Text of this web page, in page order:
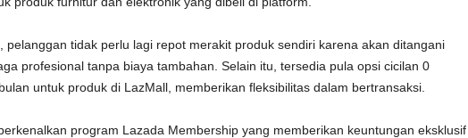
pelanggan tidak perlu lagi repot merakit produk sendiri karena akan ditangani
profesional tanpa biaya tambahan. Selain itu, tersedia pula opsi cicilan 0
untuk produk di LazMall, memberikan fleksibilitas dalam bertransaksi.
program Lazada Membership yang memberikan keuntungan eksklusif